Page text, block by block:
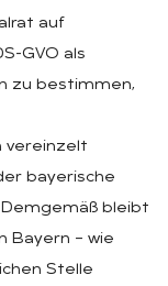
auf
GVO als
zu bestimmen,
vereinzelt
bayerische
bleibt
Bayern – wie
Stelle